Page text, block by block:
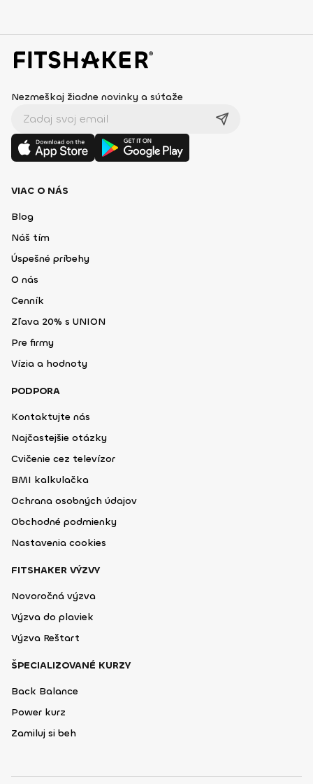
Nezmeškaj žiadne novinky a súťaže
VIAC O NÁS
Blog
Náš tím
Úspešné príbehy
O nás
Cenník
Zľava 20% s UNION
Pre firmy
Vízia a hodnoty
PODPORA
Kontaktujte nás
Najčastejšie otázky
Cvičenie cez televízor
BMI kalkulačka
Ochrana osobných údajov
Obchodné podmienky
Nastavenia cookies
FITSHAKER VÝZVY
Novoročná výzva
Výzva do plaviek
Výzva Reštart
ŠPECIALIZOVANÉ KURZY
Back Balance
Power kurz
Zamiluj si beh